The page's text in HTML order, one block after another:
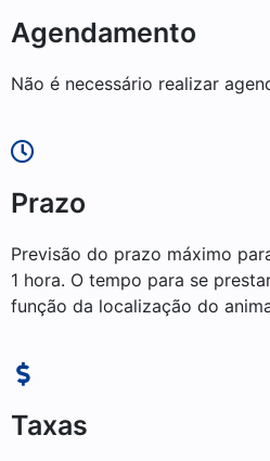
Agendamento
Não é necessário realizar
Prazo
Previsão do prazo máximo
1 hora. O tempo para se
função da localização do
Taxas